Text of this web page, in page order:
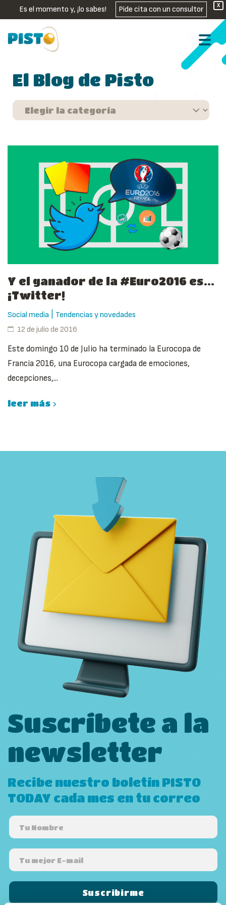
X
Es el momento y, ¡lo sabes! Pide cita con un consultor
El Blog de Pisto
Y el ganador de la #Euro2016 es…
¡Twitter!
Social media
Tendencias y novedades
12 de julio de 2016
Este domingo 10 de Julio ha terminado la Eurocopa de
Francia 2016, una Eurocopa cargada de emociones,
decepciones,...
leer más
Suscríbete a la
newsletter
Recibe nuestro boletín PISTO
TODAY cada mes en tu correo